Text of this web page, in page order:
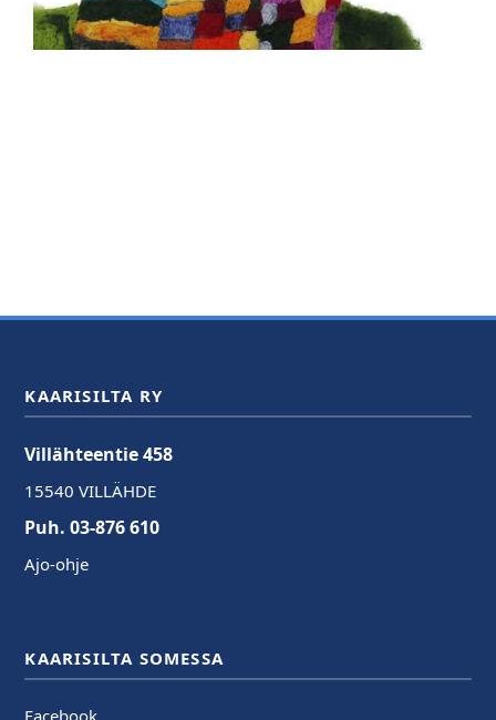
KAARISILTA RY
Villähteentie 458
15540 VILLÄHDE
Puh. 03-876 610
Ajo-ohje
KAARISILTA SOMESSA
Facebook